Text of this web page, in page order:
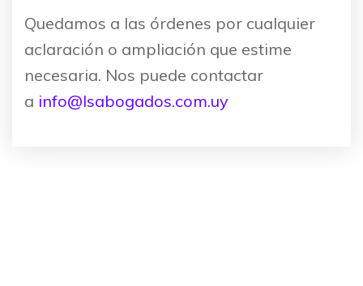
Quedamos a las órdenes por cualquier
aclaración o ampliación que estime
necesaria. Nos puede contactar
a info@lsabogados.com.uy